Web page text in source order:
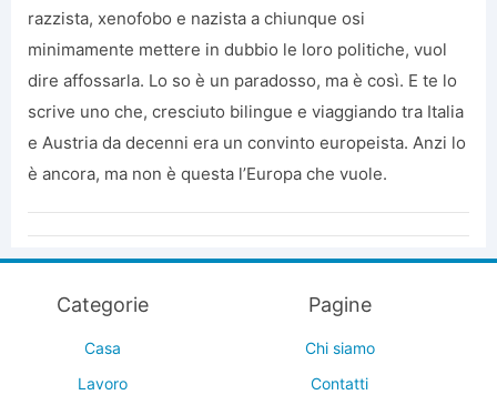
razzista, xenofobo e nazista a chiunque osi
minimamente mettere in dubbio le loro politiche, vuol
dire affossarla. Lo so è un paradosso, ma è così. E te lo
scrive uno che, cresciuto bilingue e viaggiando tra Italia
e Austria da decenni era un convinto europeista. Anzi lo
è ancora, ma non è questa l’Europa che vuole.
Categorie
Casa
Lavoro
Pagine
Chi siamo
Contatti